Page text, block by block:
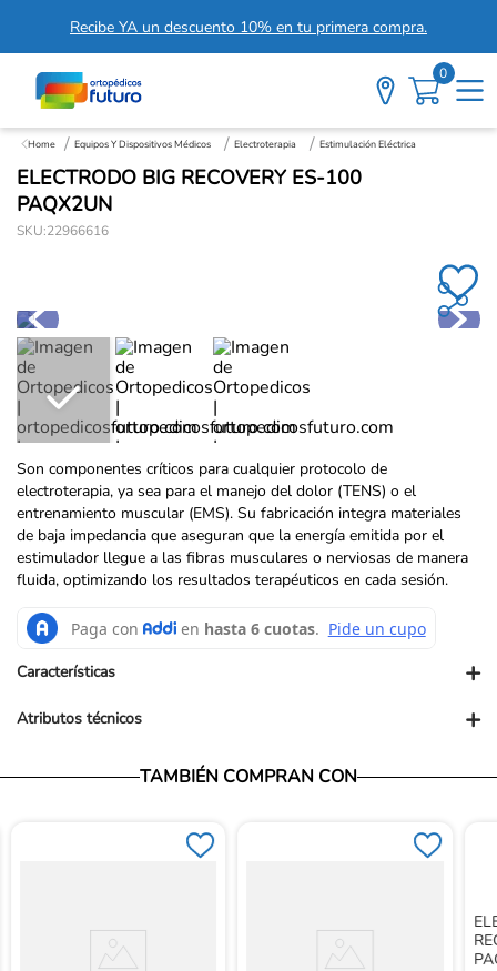
Recibe YA un descuento 10% en tu primera compra.
0
Equipos Y Dispositivos Médicos Electroterapia Estimulación Eléctrica
ELECTRODO BIG RECOVERY ES-100
PAQX2UN
SKU:22966616
Son componentes críticos para cualquier protocolo de
electroterapia, ya sea para el manejo del dolor (TENS) o el
entrenamiento muscular (EMS). Su fabricación integra materiales
de baja impedancia que aseguran que la energía emitida por el
estimulador llegue a las fibras musculares o nerviosas de manera
fluida, optimizando los resultados terapéuticos en cada sesión.
Características +
Atributos técnicos +
Vendedor: Ortopédicos futuro
Garantía: Para conocer nuestra políticas de garantía, ingresa al
Términos y Condiciones: Para conocer nuestros términos y
ingresa al siguiente link:
https://www.ortopedicosfuturo.com/reversion-de-pago
TAMBIÉN COMPRAN CON